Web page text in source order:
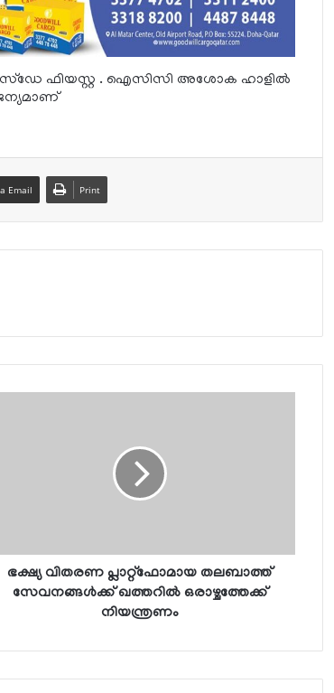
ഫിയസ്റ്റ . ഐസിസി അശോക ഹാളില്‍
Email Print
ഭക്ഷ്യ വിതരണ പ്ലാറ്റ്ഫോമായ തലബാത്ത്
സേവനങ്ങള്‍ക്ക് ഖത്തറില്‍ ഒരാഴ്ചത്തേക്ക്
നിയന്ത്രണം